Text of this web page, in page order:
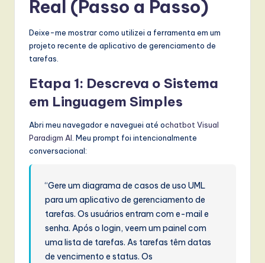
Real (Passo a Passo)
Deixe-me mostrar como utilizei a ferramenta em um
projeto recente de aplicativo de gerenciamento de
tarefas.
Etapa 1: Descreva o Sistema
em Linguagem Simples
Abri meu navegador e naveguei até ochatbot Visual
Paradigm AI. Meu prompt foi intencionalmente
conversacional:
“Gere um diagrama de casos de uso UML
para um aplicativo de gerenciamento de
tarefas. Os usuários entram com e-mail e
senha. Após o login, veem um painel com
uma lista de tarefas. As tarefas têm datas
de vencimento e status. Os